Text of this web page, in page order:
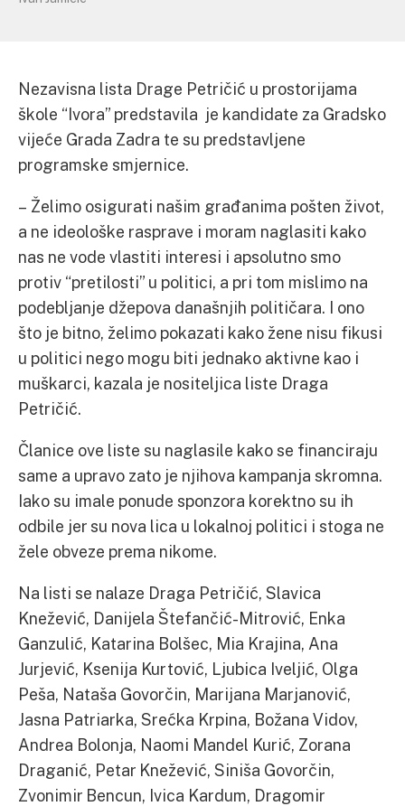
Nezavisna lista Drage Petričić u prostorijama
škole “Ivora” predstavila je kandidate za Gradsko
vijeće Grada Zadra te su predstavljene
programske smjernice.
– Želimo osigurati našim građanima pošten život,
a ne ideološke rasprave i moram naglasiti kako
nas ne vode vlastiti interesi i apsolutno smo
protiv “pretilosti” u politici, a pri tom mislimo na
podebljanje džepova današnjih političara. I ono
što je bitno, želimo pokazati kako žene nisu fikusi
u politici nego mogu biti jednako aktivne kao i
muškarci, kazala je nositeljica liste Draga
Petričić.
Članice ove liste su naglasile kako se financiraju
same a upravo zato je njihova kampanja skromna.
Iako su imale ponude sponzora korektno su ih
odbile jer su nova lica u lokalnoj politici i stoga ne
žele obveze prema nikome.
Na listi se nalaze Draga Petričić, Slavica
Knežević, Danijela Štefančić-Mitrović, Enka
Ganzulić, Katarina Bolšec, Mia Krajina, Ana
Jurjević, Ksenija Kurtović, Ljubica Iveljić, Olga
Peša, Nataša Govorčin, Marijana Marjanović,
Jasna Patriarka, Srećka Krpina, Božana Vidov,
Andrea Bolonja, Naomi Mandel Kurić, Zorana
Draganić, Petar Knežević, Siniša Govorčin,
Zvonimir Bencun, Ivica Kardum, Dragomir